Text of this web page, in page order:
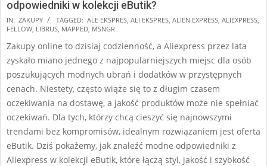
odpowiedniki w kolekcji eButik?
2025-
01-
07
IN: ZAKUPY TAGGED: ALE EKSPRES, ALI EKSPRES, ALIEN EXPRESS, ALIEXPRESS,
FELLOW, LIBRUS, MAPPED, MSNGR
Zakupy online to dzisiaj codzienność, a Aliexpress przez lata
zyskało miano jednego z najpopularniejszych miejsc dla osób
poszukujących modnych ubrań i dodatków w przystępnych
cenach. Niestety, często wiąże się to z długim czasem
oczekiwania na dostawę, a jakość produktów może nie spełniać
oczekiwań. Dla tych, którzy chcą cieszyć się najnowszymi
trendami bez kompromisów, idealnym rozwiązaniem jest oferta
eButik. Dziś pokażemy, jak znaleźć modne odpowiedniki z
Aliexpress w kolekcji eButik, które łączą styl, jakość i szybkość